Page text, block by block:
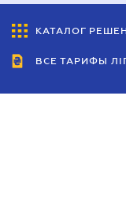
КАТАЛОГ
ВСЕ ТАРИФЫ